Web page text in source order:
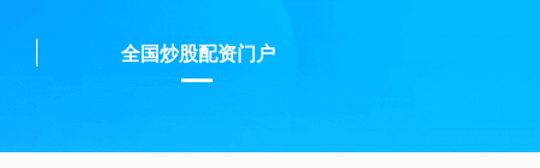
全国炒股配资门户